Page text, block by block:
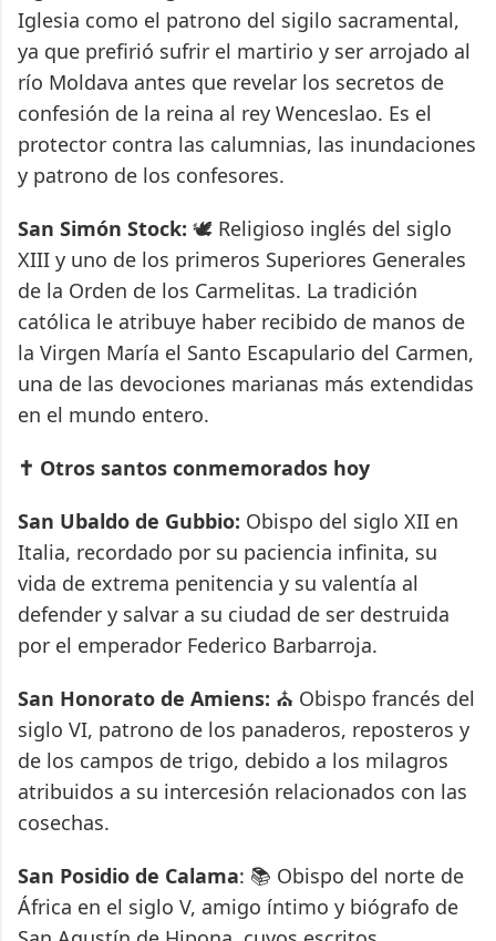
Iglesia como el patrono del sigilo sacramental,
ya que prefirió sufrir el martirio y ser arrojado al
río Moldava antes que revelar los secretos de
confesión de la reina al rey Wenceslao. Es el
protector contra las calumnias, las inundaciones
y patrono de los confesores.
San Simón Stock: 🕊️ Religioso inglés del siglo
XIII y uno de los primeros Superiores Generales
de la Orden de los Carmelitas. La tradición
católica le atribuye haber recibido de manos de
la Virgen María el Santo Escapulario del Carmen,
una de las devociones marianas más extendidas
en el mundo entero.
✝️ Otros santos conmemorados hoy
San Ubaldo de Gubbio: Obispo del siglo XII en
Italia, recordado por su paciencia infinita, su
vida de extrema penitencia y su valentía al
defender y salvar a su ciudad de ser destruida
por el emperador Federico Barbarroja.
San Honorato de Amiens: ⛪ Obispo francés del
siglo VI, patrono de los panaderos, reposteros y
de los campos de trigo, debido a los milagros
atribuidos a su intercesión relacionados con las
cosechas.
San Posidio de Calama: 📚 Obispo del norte de
África en el siglo V, amigo íntimo y biógrafo de